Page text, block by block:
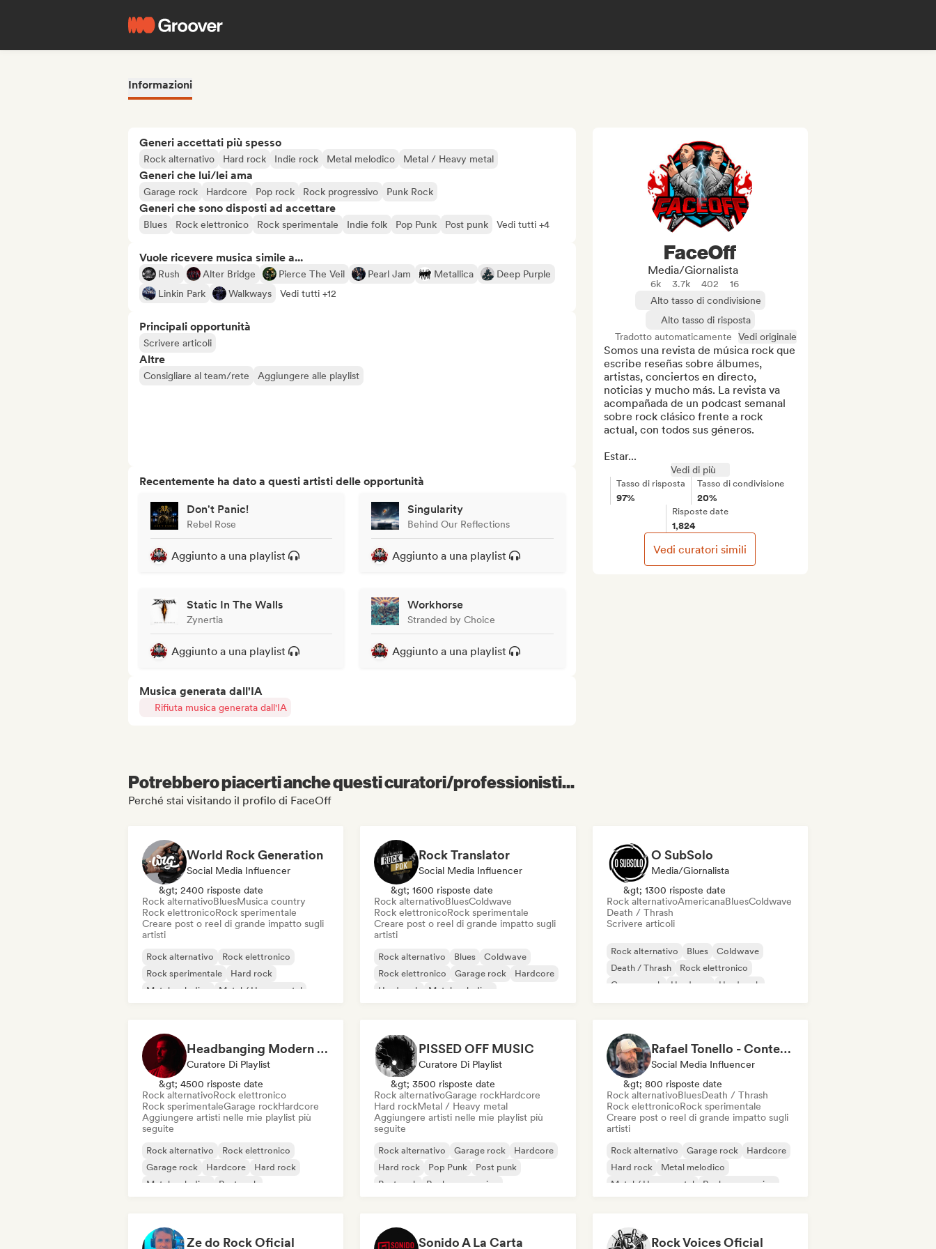
Informazioni
Generi accettati più spesso
Rock alternativo Hard rock Indie rock Metal melodico Metal / Heavy metal
Generi che lui/lei ama
Garage rock Hardcore Pop rock Rock progressivo Punk Rock
Generi che sono disposti ad accettare
Blues Rock elettronico Rock sperimentale Indie folk Pop Punk Post punk Vedi tutti +4
Vuole ricevere musica simile a...
Rush Alter Bridge Pierce The Veil Pearl Jam Metallica
Deep Purple
Linkin Park
Walkways Vedi tutti +12
Principali opportunità
Scrivere articoli
Altre
Consigliare al team/rete Aggiungere alle playlist
Recentemente ha dato a questi artisti delle opportunità
Don't Panic!
Rebel Rose
Aggiunto a una playlist
Singularity
Behind Our Reflections
Aggiunto a una playlist
Static In The Walls
Zynertia
Aggiunto a una playlist
Workhorse
Stranded by Choice
Aggiunto a una playlist
Musica generata dall'IA
Rifiuta musica generata dall'IA
FaceOff
Media/Giornalista
6k 3.7k 402
16
Alto tasso di condivisione
Alto tasso di risposta
Tradotto automaticamente
Vedi originale
Somos una revista de música rock que
escribe reseñas sobre álbumes,
artistas, conciertos en directo,
noticias y mucho más. La revista va
acompañada de un podcast semanal
sobre rock clásico frente a rock
actual, con todos sus géneros.
Estar...
Vedi di più
Tasso di risposta
97%
Tasso di condivisione
20%
Risposte date
1,824
Vedi curatori simili
Potrebbero piacerti anche questi curatori/professionisti...
Perché stai visitando il profilo di FaceOff
World Rock Generation
Social Media Influencer
&gt; 2400 risposte date
Rock alternativoBluesMusica country
Rock elettronicoRock sperimentale
Creare post o reel di grande impatto sugli
artisti
Rock alternativo
Rock elettronico
Rock sperimentale
Hard rock
Metal melodico
Metal / Heavy metal
Rock Translator
Social Media Influencer
&gt; 1600 risposte date
Rock alternativoBluesColdwave
Rock elettronicoRock sperimentale
Creare post o reel di grande impatto sugli
artisti
Rock alternativo Blues
Coldwave
Rock elettronico
Garage rock
Hardcore
Hard rock
Metal melodico
O SubSolo
Media/Giornalista
&gt; 1300 risposte date
Rock alternativoAmericanaBluesColdwave
Death / Thrash
Scrivere articoli
Rock alternativo Blues
Coldwave
Death / Thrash
Rock elettronico
Garage rock
Hardcore Hard rock
Headbanging Modern Rock (by Ferran Alemany Roig)
Curatore Di Playlist
&gt; 4500 risposte date
Rock alternativoRock elettronico
Rock sperimentaleGarage rockHardcore
Aggiungere artisti nelle mie playlist più
seguite
Rock alternativo
Rock elettronico
Garage rock
Hardcore
Hard rock
Metal melodico
Post rock
PISSED OFF MUSIC
Curatore Di Playlist
&gt; 3500 risposte date
Rock alternativoGarage rockHardcore
Hard rockMetal / Heavy metal
Aggiungere artisti nelle mie playlist più
seguite
Rock alternativo Garage rock
Hardcore
Hard rock
Pop Punk
Post punk
Post rock
Rock progressivo
Rafael Tonello - Content Creator
Social Media Influencer
&gt; 800 risposte date
Rock alternativoBluesDeath / Thrash
Rock elettronicoRock sperimentale
Creare post o reel di grande impatto sugli
artisti
Rock alternativo Garage rock
Hardcore
Hard rock
Metal melodico
Metal / Heavy metal
Rock progressivo
Ze do Rock Oficial Sonido A La Carta Rock Voices Oficial